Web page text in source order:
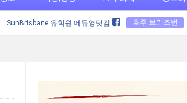
SunBrisbane 유학원 에듀영닷컴 호주 브리즈번